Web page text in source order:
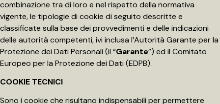
combinazione tra di loro e nel rispetto della normativa
vigente, le tipologie di cookie di seguito descritte e
classificate sulla base dei provvedimenti e delle indicazioni
delle autorità competenti, ivi inclusa l’Autorità Garante per la
Protezione dei Dati Personali (il “Garante”) ed il Comitato
Europeo per la Protezione dei Dati (EDPB).
COOKIE TECNICI
Sono i cookie che risultano indispensabili per permettere